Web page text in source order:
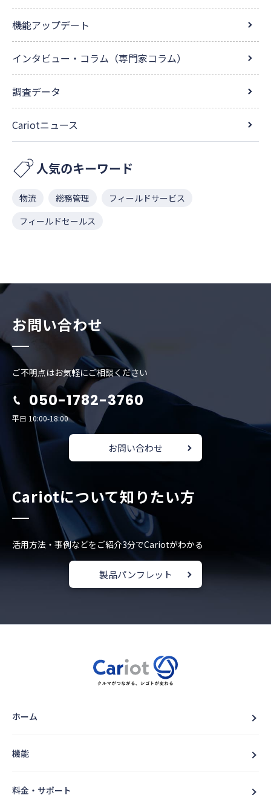
機能アップデート
インタビュー・コラム（専門家コラム）
調査データ
Cariotニュース
人気のキーワード
物流 総務管理
フィールドサービス
フィールドセールス
お問い合わせ
ご不明点はお気軽にご相談ください
050-1782-3760
平日 10:00-18:00
お問い合わせ
Cariotについて知りたい方
活用方法・事例などをご紹介3分でCariotがわかる
製品パンフレット
ホーム
機能
料金・サポート